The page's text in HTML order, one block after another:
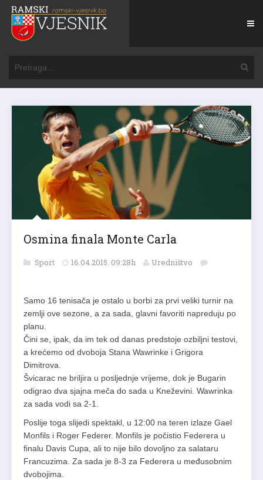
Osmina finala Monte Carla
Sport 16.04.2015. 09:28h Uredništvo
Samo 16 tenisača je ostalo u borbi za prvi veliki turnir na
zemlji ove sezone, a za sada, glavni favoriti napreduju po
planu.
Čini se, ipak, da im tek od danas predstoje ozbiljni testovi,
a krećemo od dvoboja Stana Wawrinke i Grigora
Dimitrova.
Švicarac ne briljira u posljednje vrijeme, dok je Bugarin
odigrao dva sjajna meča do sada u Kneževini. Wawrinka
za sada vodi sa 2-1.
Poslije toga slijedi spektakl, u 12:00 na teren izlaze Gael
Monfils i Roger Federer. Monfils je počistio Federera u
finalu Davis Cupa, ali to nije bilo dovoljno za salataru
Francuzima. Za sada je 8-3 za Federera u međusobnim
dvobojima.